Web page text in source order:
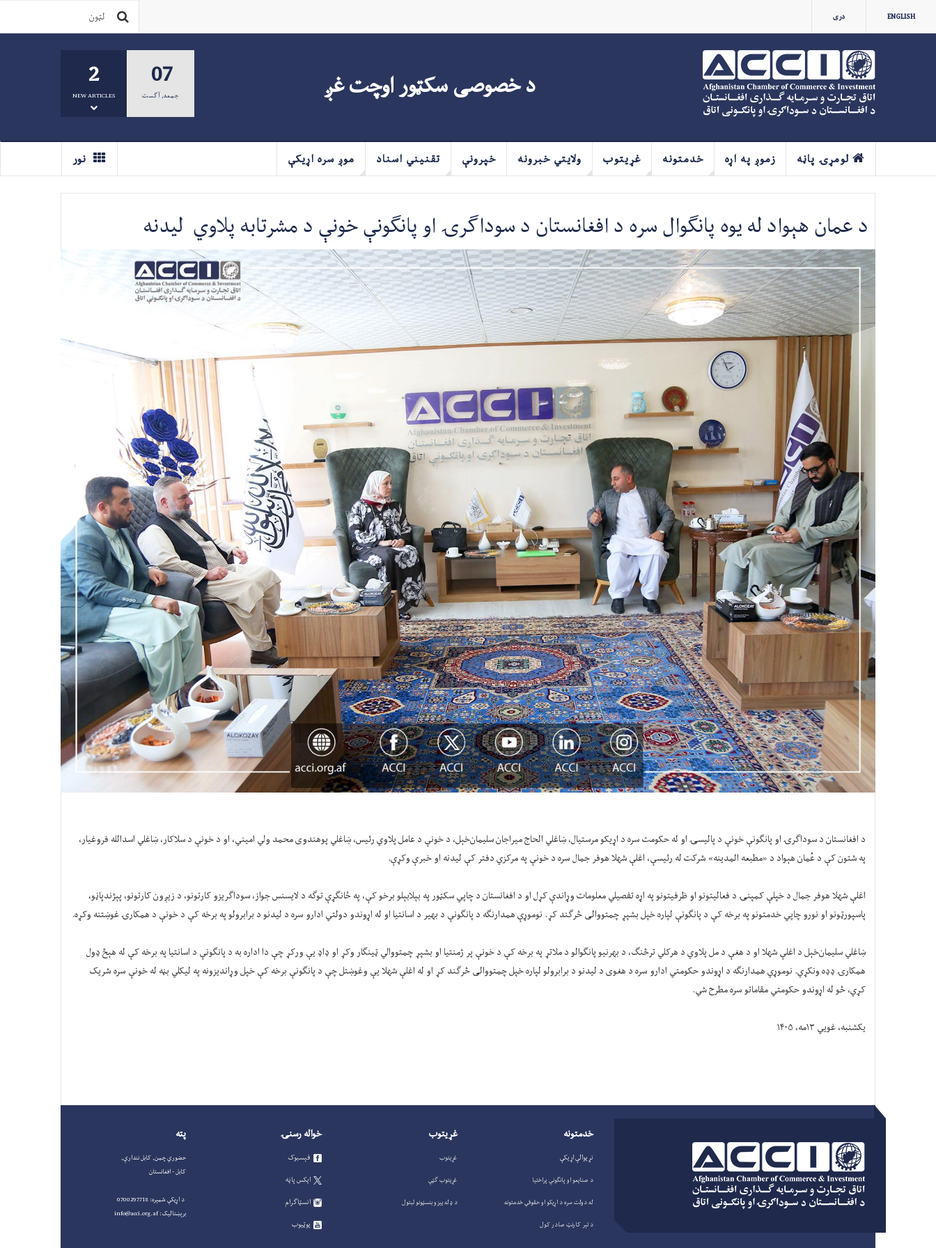
ENGLISH دری
د خصوصی سکټور اوچت غږ 07
جمعه,آگست
2
NEW ARTICLES
نور لومړۍ پاڼه زموږ په اړه خدمتونه غړيتوب ولايتي خبرونه خپرونې تقنیني اسناد موږ سره اړيکې
د عمان هېواد له یوه پانګوال سره د افغانستان د سوداګرۍ او پانګونې خونې د مشرتابه پلاوي لیدنه
د افغانستان د سوداګرۍ او پانګونې خونې د پالیسۍ او له حکومت سره د اړیکو مرستیال، ښاغلي الحاج میراجان سلیمان‌خېل، د خونې د عامل پلاوي رئیس، ښاغلي پوهندوی محمد ولي امیني، او د خونې د سلاکار، ښاغلي اسدالله فروغیار،
په شتون کې د عُمان هېواد د «مطبعه المدینه» شرکت له رئیسې، اغلې شهلا هوفر جمال سره د خونې په مرکزي دفتر کې لیدنه او خبرې وکړې.
اغلې شهلا هوفر جمال د خپلې کمپنۍ د فعالیتونو او ظرفیتونو په اړه تفصیلي معلومات وړاندې کړل او د افغانستان د چاپي سکټور په بېلابېلو برخو کې، په ځانګړې توګه د لایسنس جواز، سوداګریزو کارتونو، د زیږون کارتونو، پېژندپاڼو،
پاسپورټونو او نورو چاپي خدمتونو په برخه کې د پانګونې لپاره خپل بشپړ چمتووالی څرګند کړ. نوموړې همدارنګه د پانګونې د بهیر د اسانتیا او له اړوندو دولتي ادارو سره د لیدنو د برابرولو په برخه کې د خونې د همکارۍ غوښتنه وکړه.
ښاغلي سلیمان‌خېل د اغلې شهلا او د هغې د مل پلاوي د هرکلي ترڅنګ، د بهرنیو پانګوالو د ملاتړ په برخه کې د خونې پر ژمنتیا او بشپړ چمتووالي ټینګار وکړ او ډاډ یې ورکړ چې دا اداره به د پانګونې د اسانتیا په برخه کې له هېڅ ډول
همکارۍ ډډه ونکړي. نوموړي همدارنګه د اړوندو حکومتي ادارو سره د هغوی د لیدنو د برابرولو لپاره خپل چمتووالی څرګند کړ او له اغلې شهلا یې وغوښتل چې د پانګونې برخه کې خپل وړاندیزونه په لیکلي بڼه له خونې سره شریک
کړي، څو له اړوندو حکومتي مقاماتو سره مطرح شي.
یکشنبه، غویي ۱۳مه، ۱۴۰۵
خدمتونه
نړیوالې اړیکې
د صنايعو او پانگونې پراختيا
له دولت سره د اړیکو او حقوقي خدمتونه
د تېر کارنټ صادر کول
غړيتوب
غړيتوب
غړيتوب گټې
د ډله ییزو بنسټونو ثبتول
خواله رسنۍ
فېسبوک
ایکس پاڼه
انسټاګرام
یوټیوب
پته
حضوري چمن, کابل نندارې,
کابل - افغانستان
د اړیکې شمېره: 0700297718
برېښنالیک: info@acci.org.af